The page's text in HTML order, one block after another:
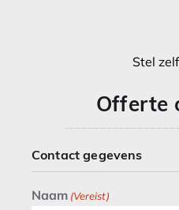
Stel
Offerte
Contact gegevens
Naam (Vereist)